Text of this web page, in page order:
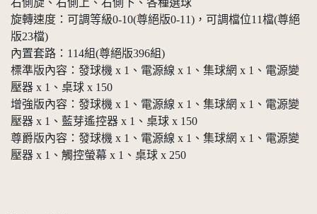
旋轉速度：可調等級0-10(尊絕版0-11)，可調檔位11檔(尊絕
版23檔)
內置套路：114組(尊絕版396組)
標準版內容：發球機 x 1、電源線 x 1、集球網 x 1、電源變
壓器 x 1、桌球 x 150
增強版內容：發球機 x 1、電源線 x 1、集球網 x 1、電源變
壓器 x 1、藍芽遙控器 x 1、桌球 x 150
尊爵版內容：發球機 x 1、電源線 x 1、集球網 x 1、電源變
壓器 x 1、觸控螢幕 x 1、桌球 x 250